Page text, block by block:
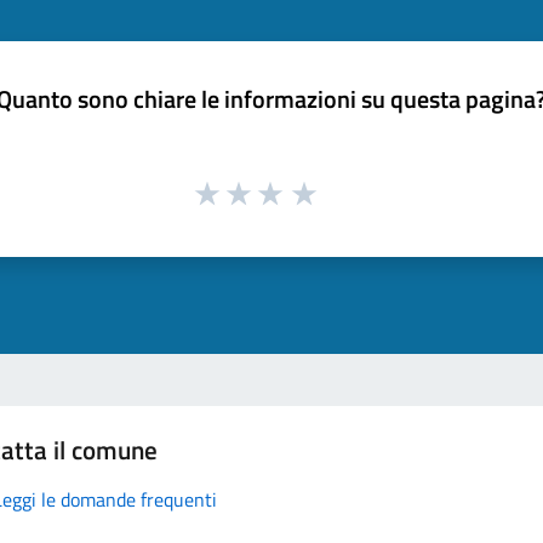
sono chiare le informazioni su questa
il comune
le domande frequenti